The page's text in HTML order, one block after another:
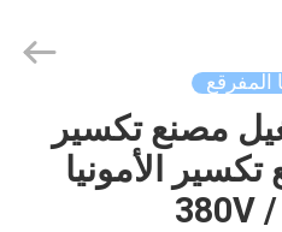
المفرقع
مصنع تكسير
تكسير الأمونيا
380V